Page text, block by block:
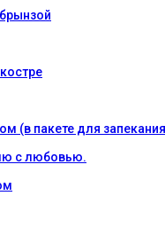
(в пакете для
с любовью.